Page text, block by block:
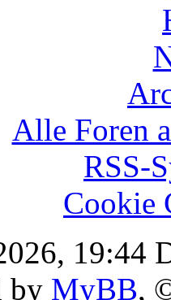
Alle Foren
RSS-
Cookie
19:44
by MyBB,